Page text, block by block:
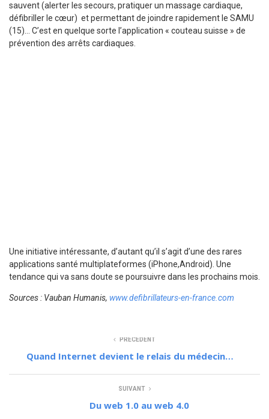
sauvent (alerter les secours, pratiquer un massage cardiaque,
défibriller le cœur) et permettant de joindre rapidement le SAMU
(15)… C’est en quelque sorte l’application « couteau suisse » de
prévention des arrêts cardiaques.
Une initiative intéressante, d’autant qu’il s’agit d’une des rares
applications santé multiplateformes (iPhone,Android). Une
tendance qui va sans doute se poursuivre dans les prochains mois.
Sources : Vauban Humanis, www.defibrillateurs-en-france.com
PRÉCÉDENT
Quand Internet devient le relais du médecin…
SUIVANT
Du web 1.0 au web 4.0